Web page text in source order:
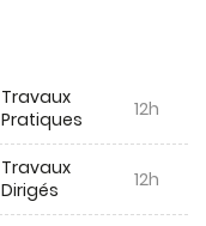
Travaux
Pratiques
12h
Travaux
Dirigés
12h